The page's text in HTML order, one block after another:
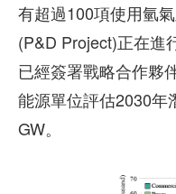
有超過100項使用氫
(P&D Project)正在進
已經簽署戰略合作夥
能源單位評估2030年
GW。